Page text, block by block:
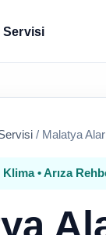
Servisi
/ Malatya
• Arıza